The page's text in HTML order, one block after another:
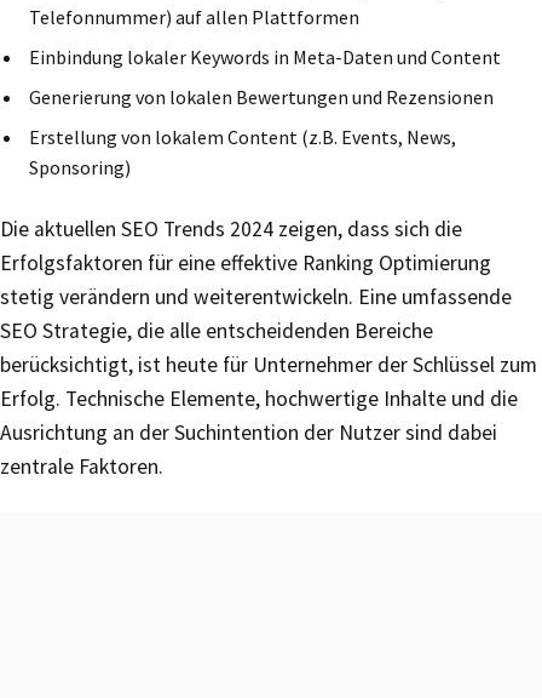
Telefonnummer) auf allen Plattformen
Einbindung lokaler Keywords in Meta-Daten und Content
Generierung von lokalen Bewertungen und Rezensionen
Erstellung von lokalem Content (z.B. Events, News,
Sponsoring)
Die aktuellen SEO Trends 2024 zeigen, dass sich die
Erfolgsfaktoren für eine effektive Ranking Optimierung
stetig verändern und weiterentwickeln. Eine umfassende
SEO Strategie, die alle entscheidenden Bereiche
berücksichtigt, ist heute für Unternehmer der Schlüssel zum
Erfolg. Technische Elemente, hochwertige Inhalte und die
Ausrichtung an der Suchintention der Nutzer sind dabei
zentrale Faktoren.